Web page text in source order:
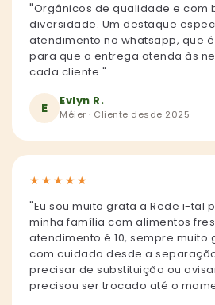
"Orgânicos de qualidade e com
diversidade. Um destaque
atendimento no whatsapp, que
para que a entrega atenda às
cada cliente."
E Evlyn R.
Méier · Cliente desde 2025
★ ★ ★ ★ ★
"Eu sou muito grata a Rede i-tal
minha família com alimentos
atendimento é 10, sempre muito
com cuidado desde a
precisar de substituição ou
precisou ser trocado até o